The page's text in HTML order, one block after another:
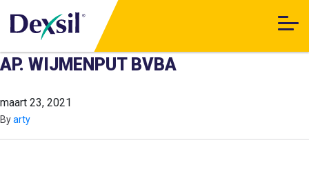
AP. WIJMENPUT BVBA
maart 23, 2021
Byarty